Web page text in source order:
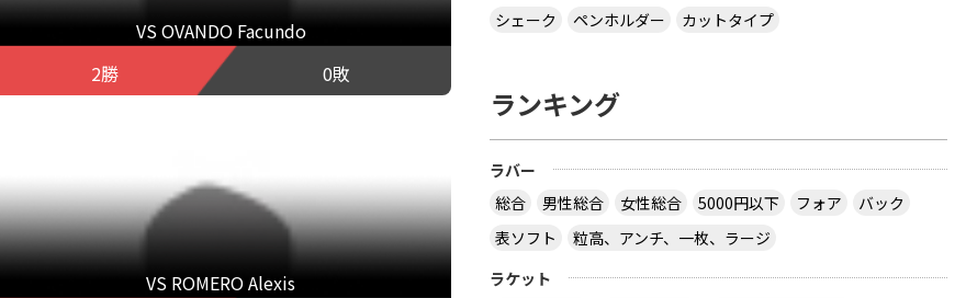
VS OVANDO Facundo
2勝
0敗
VS ROMERO Alexis
シェーク
ペンホルダー カットタイプ
ランキング
ラバー
総合
男性総合 女性総合 5000円以下 フォア
バック
表ソフト
粒高、アンチ、一枚、ラージ
ラケット